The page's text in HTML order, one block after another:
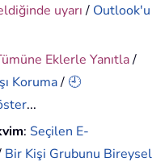
uyarı/ Outlook'u
Eklerle Yanıtla/
Koruma/ 🕘
...
: Seçilen E-
Bir Kişi Grubunu Bireysel